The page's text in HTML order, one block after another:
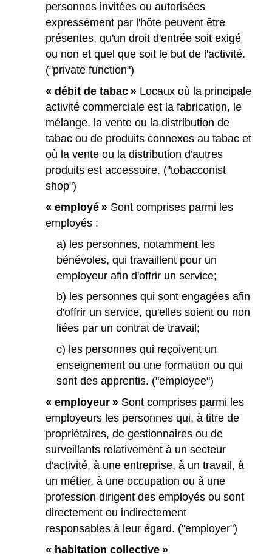
personnes invitées ou autorisées
expressément par l'hôte peuvent être
présentes, qu'un droit d'entrée soit exigé
ou non et quel que soit le but de l'activité.
("private function")
« débit de tabac » Locaux où la principale
activité commerciale est la fabrication, le
mélange, la vente ou la distribution de
tabac ou de produits connexes au tabac et
où la vente ou la distribution d'autres
produits est accessoire. ("tobacconist
shop")
« employé » Sont comprises parmi les
employés :
a) les personnes, notamment les
bénévoles, qui travaillent pour un
employeur afin d'offrir un service;
b) les personnes qui sont engagées afin
d'offrir un service, qu'elles soient ou non
liées par un contrat de travail;
c) les personnes qui reçoivent un
enseignement ou une formation ou qui
sont des apprentis. ("employee")
« employeur » Sont comprises parmi les
employeurs les personnes qui, à titre de
propriétaires, de gestionnaires ou de
surveillants relativement à un secteur
d'activité, à une entreprise, à un travail, à
un métier, à une occupation ou à une
profession dirigent des employés ou sont
directement ou indirectement
responsables à leur égard. ("employer")
« habitation collective »